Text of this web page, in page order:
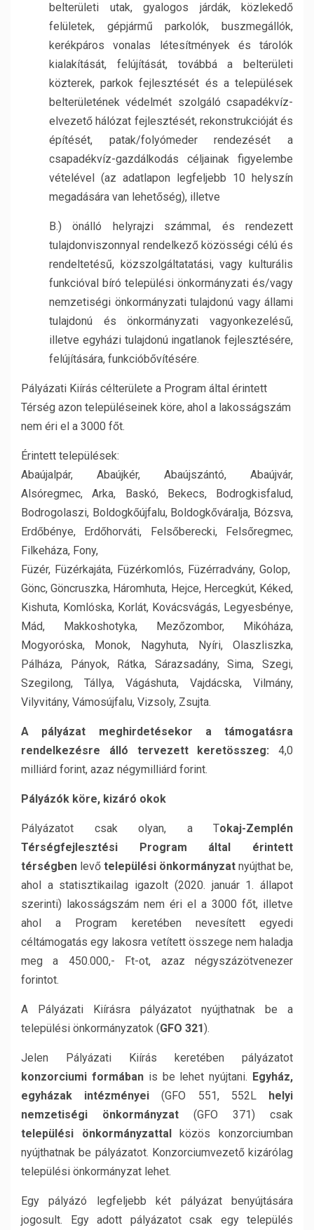
belterületi utak, gyalogos járdák, közlekedő
felületek, gépjármű parkolók, buszmegállók,
kerékpáros vonalas létesítmények és tárolók
kialakítását, felújítását, továbbá a belterületi
közterek, parkok fejlesztését és a települések
belterületének védelmét szolgáló csapadékvíz-
elvezető hálózat fejlesztését, rekonstrukcióját és
építését, patak/folyómeder rendezését a
csapadékvíz-gazdálkodás céljainak figyelembe
vételével (az adatlapon legfeljebb 10 helyszín
megadására van lehetőség), illetve
B.) önálló helyrajzi számmal, és rendezett
tulajdonviszonnyal rendelkező közösségi célú és
rendeltetésű, közszolgáltatatási, vagy kulturális
funkcióval bíró települési önkormányzati és/vagy
nemzetiségi önkormányzati tulajdonú vagy állami
tulajdonú és önkormányzati vagyonkezelésű,
illetve egyházi tulajdonú ingatlanok fejlesztésére,
felújítására, funkcióbővítésére.
Pályázati Kiírás célterülete a Program által érintett
Térség azon településeinek köre, ahol a lakosságszám
nem éri el a 3000 főt.
Érintett települések:
Abaújalpár, Abaújkér, Abaújszántó, Abaújvár,
Alsóregmec, Arka, Baskó, Bekecs, Bodrogkisfalud,
Bodrogolaszi, Boldogkőújfalu, Boldogkőváralja, Bózsva,
Erdőbénye, Erdőhorváti, Felsőberecki, Felsőregmec,
Filkeháza, Fony,
Füzér, Füzérkajáta, Füzérkomlós, Füzérradvány, Golop,
Gönc, Göncruszka, Háromhuta, Hejce, Hercegkút, Kéked,
Kishuta, Komlóska, Korlát, Kovácsvágás, Legyesbénye,
Mád, Makkoshotyka, Mezőzombor, Mikóháza,
Mogyoróska, Monok, Nagyhuta, Nyíri, Olaszliszka,
Pálháza, Pányok, Rátka, Sárazsadány, Sima, Szegi,
Szegilong, Tállya, Vágáshuta, Vajdácska, Vilmány,
Vilyvitány, Vámosújfalu, Vizsoly, Zsujta.
A pályázat meghirdetésekor a támogatásra
rendelkezésre álló tervezett keretösszeg: 4,0
milliárd forint, azaz négymilliárd forint.
Pályázók köre, kizáró okok
Pályázatot csak olyan, a Tokaj-Zemplén
Térségfejlesztési Program által érintett
térségben levő települési önkormányzat nyújthat be,
ahol a statisztikailag igazolt (2020. január 1. állapot
szerinti) lakosságszám nem éri el a 3000 főt, illetve
ahol a Program keretében nevesített egyedi
céltámogatás egy lakosra vetített összege nem haladja
meg a 450.000,- Ft-ot, azaz négyszázötvenezer
forintot.
A Pályázati Kiírásra pályázatot nyújthatnak be a
települési önkormányzatok (GFO 321).
Jelen Pályázati Kiírás keretében pályázatot
konzorciumi formábanis be lehet nyújtani. Egyház,
egyházak intézményei (GFO 551, 552L
helyi
nemzetiségi önkormányzat (GFO 371) csak
települési önkormányzattal
közös konzorciumban
nyújthatnak be pályázatot. Konzorciumvezető kizárólag
települési önkormányzat lehet.
Egy pályázó legfeljebb két pályázat benyújtására
jogosult. Egy adott pályázatot csak egy település